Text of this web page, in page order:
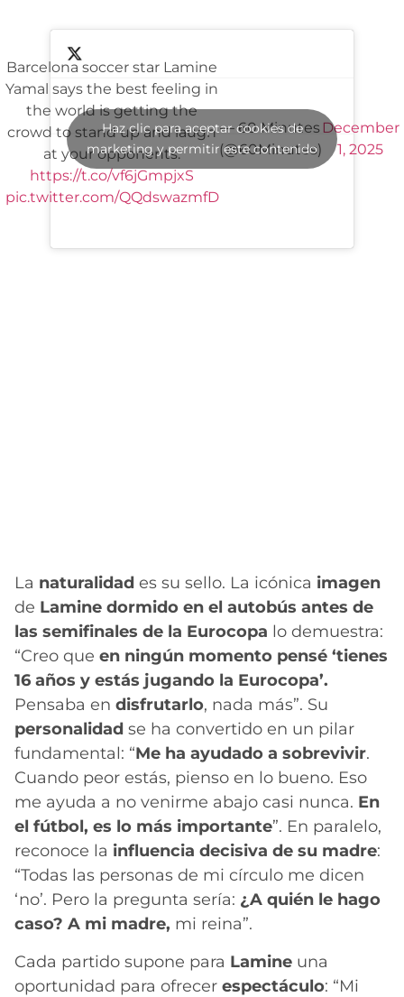
Barcelona soccer star Lamine
Yamal says the best feeling in
the world is getting the
crowd to stand up and laugh
at your opponents.
https://t.co/vf6jGmpjxS
pic.twitter.com/QQdswazmfD
— 60 Minutes
(@60Minutes)
December
1, 2025
Haz clic para aceptar cookies de
marketing y permitir este contenido
La naturalidad es su sello. La icónica imagen
de Lamine dormido en el autobús antes de
las semifinales de la Eurocopa lo demuestra:
“Creo que en ningún momento pensé ‘tienes
16 años y estás jugando la Eurocopa’.
Pensaba en disfrutarlo, nada más”. Su
personalidad se ha convertido en un pilar
fundamental: “Me ha ayudado a sobrevivir.
Cuando peor estás, pienso en lo bueno. Eso
me ayuda a no venirme abajo casi nunca. En
el fútbol, es lo más importante”. En paralelo,
reconoce la influencia decisiva de su madre:
“Todas las personas de mi círculo me dicen
‘no’. Pero la pregunta sería: ¿A quién le hago
caso? A mi madre, mi reina”.
Cada partido supone para Lamine una
oportunidad para ofrecer espectáculo: “Mi